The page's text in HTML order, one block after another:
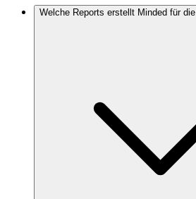
Welche Reports erstellt Minded für